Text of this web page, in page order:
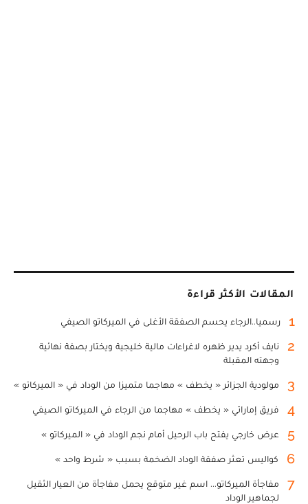
المقالات الأكثر قراءة
1 رسميا..الرجاء يحسم الصفقة الأغلى في الميركاتو الصيفي
2
نايف أكرد يدير ظهره لاغراءات مالية خليجية ويختار بصفة نهائية
وجهته المقبلة
3 مولودية الجزائر « يخطف » مهاجما متميزا من الوداد في « الميركاتو »
4 فريق إماراتي « يخطف » مهاجما من الرجاء في الميركاتو الصيفي
5 عرض خارجي يفتح باب الرحيل أمام نجم الوداد في « الميركاتو »
6 كواليس تعثر صفقة الوداد الضخمة بسبب « شرط واحد »
7
مفاجأة الميركاتو... اسم غير متوقع يحمل مفاجأة من العيار الثقيل
لجماهير الوداد